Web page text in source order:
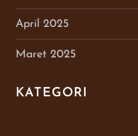
April 2025
Maret 2025
KATEGORI